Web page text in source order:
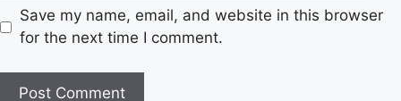
Save my name, email, and website in this browser
for the next time I comment.